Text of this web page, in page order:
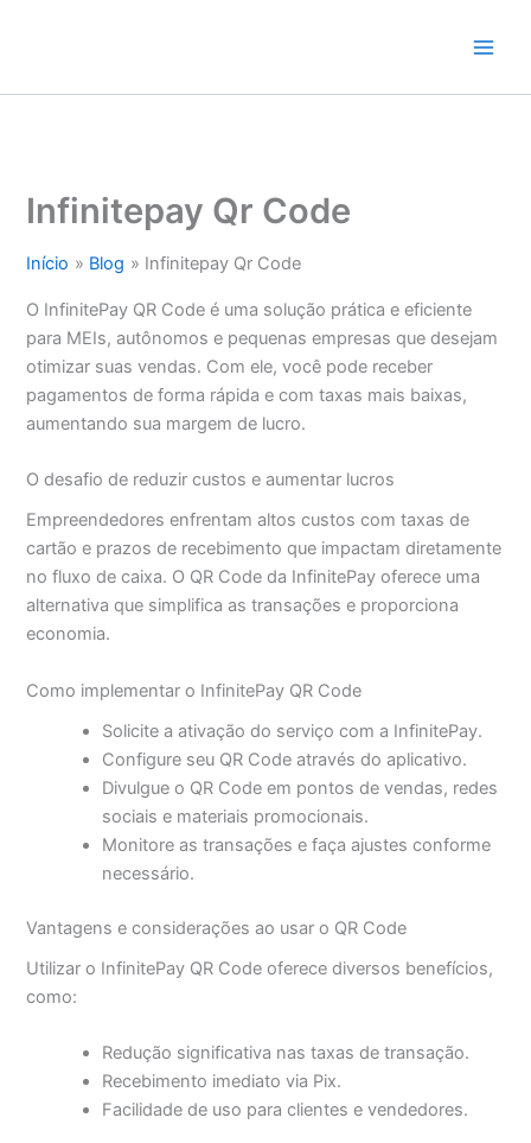
conteúdo
Infinitepay Qr Code
Início Blog Infinitepay Qr Code
O InfinitePay QR Code é uma solução prática e eficiente
para MEIs, autônomos e pequenas empresas que desejam
otimizar suas vendas. Com ele, você pode receber
pagamentos de forma rápida e com taxas mais baixas,
aumentando sua margem de lucro.
O desafio de reduzir custos e aumentar lucros
Empreendedores enfrentam altos custos com taxas de
cartão e prazos de recebimento que impactam diretamente
no fluxo de caixa. O QR Code da InfinitePay oferece uma
alternativa que simplifica as transações e proporciona
economia.
Como implementar o InfinitePay QR Code
Solicite a ativação do serviço com a InfinitePay.
Configure seu QR Code através do aplicativo.
Divulgue o QR Code em pontos de vendas, redes
sociais e materiais promocionais.
Monitore as transações e faça ajustes conforme
necessário.
Vantagens e considerações ao usar o QR Code
Utilizar o InfinitePay QR Code oferece diversos benefícios,
como:
Redução significativa nas taxas de transação.
Recebimento imediato via Pix.
Facilidade de uso para clientes e vendedores.